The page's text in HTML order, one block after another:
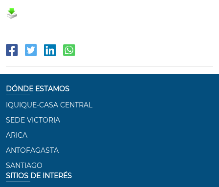
DÓNDE ESTAMOS
IQUIQUE-CASA CENTRAL
SEDE VICTORIA
ARICA
ANTOFAGASTA
SANTIAGO
SITIOS DE INTERÉS